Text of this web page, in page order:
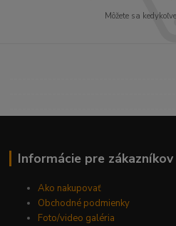
Môžete sa
Informácie pre zákazníkov
Ako nakupovať
Obchodné podmienky
Foto/video galéria